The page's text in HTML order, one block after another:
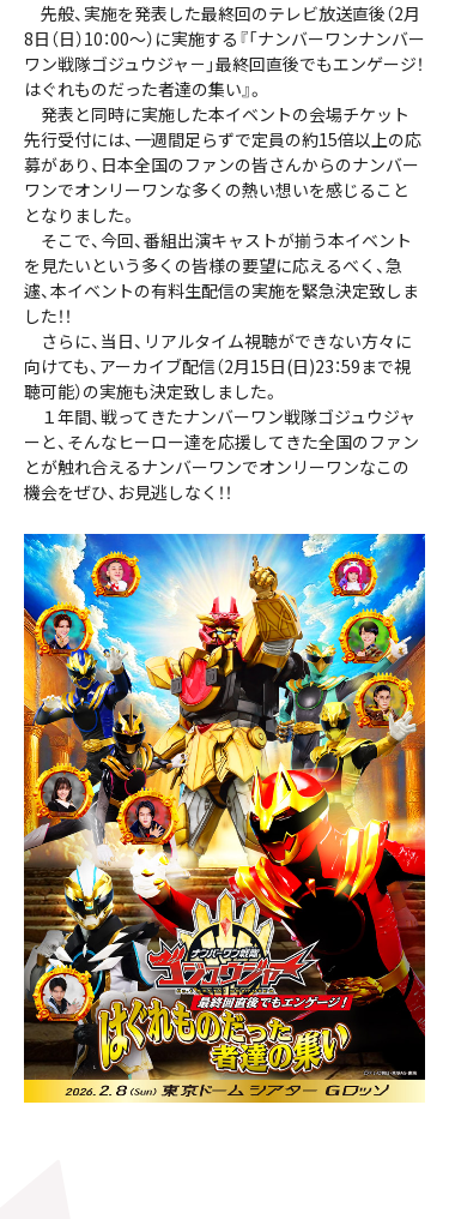
先般、実施を発表した最終回のテレビ放送直後（2月
8日（日）10：00～）に実施する『「ナンバーワンナンバー
ワン戦隊ゴジュウジャ－」最終回直後でもエンゲージ！
はぐれものだった者達の集い』。
発表と同時に実施した本イベントの会場チケット
先行受付には、一週間足らずで定員の約15倍以上の応
募があり、日本全国のファンの皆さんからのナンバー
ワンでオンリーワンな多くの熱い想いを感じること
となりました。
そこで、今回、番組出演キャストが揃う本イベント
を見たいという多くの皆様の要望に応えるべく、急
遽、本イベントの有料生配信の実施を緊急決定致しま
した！！
さらに、当日、リアルタイム視聴ができない方々に
向けても、アーカイブ配信（2月15日(日)23：59まで視
聴可能）の実施も決定致しました。
１年間、戦ってきたナンバーワン戦隊ゴジュウジャ
ーと、そんなヒーロー達を応援してきた全国のファン
とが触れ合えるナンバーワンでオンリーワンなこの
機会をぜひ、お見逃しなく！！